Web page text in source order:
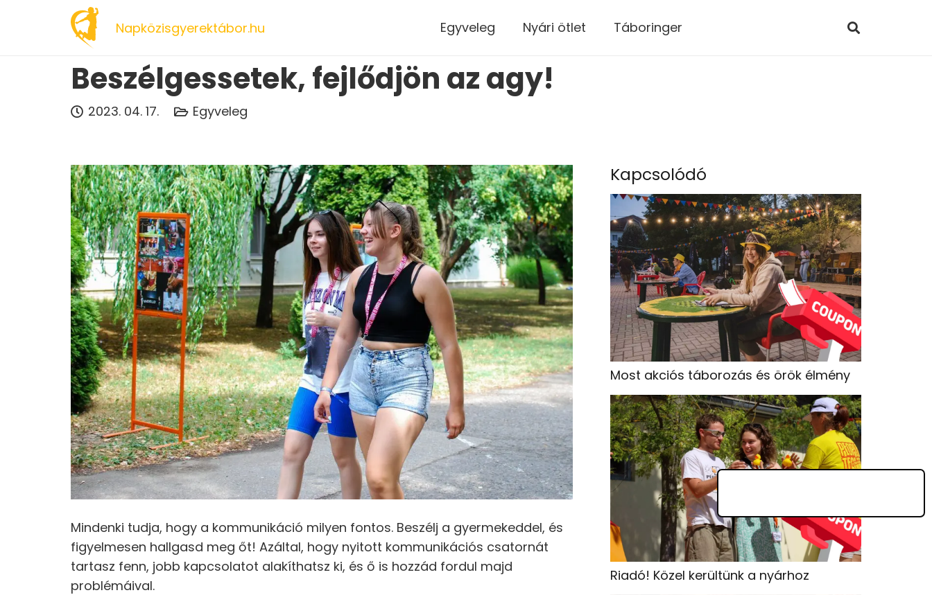
Napközisgyerektábor.hu Egyveleg Nyári ötlet Táboringer
Beszélgessetek, fejlődjön az agy!
2023. 04. 17. Egyveleg
Mindenki tudja, hogy a kommunikáció milyen fontos. Beszélj a gyermekeddel, és
figyelmesen hallgasd meg őt! Azáltal, hogy nyitott kommunikációs csatornát
tartasz fenn, jobb kapcsolatot alakíthatsz ki, és ő is hozzád fordul majd
problémáival.
Kapcsolódó
Most akciós táborozás és örök élmény
Riadó! Közel kerültünk a nyárhoz